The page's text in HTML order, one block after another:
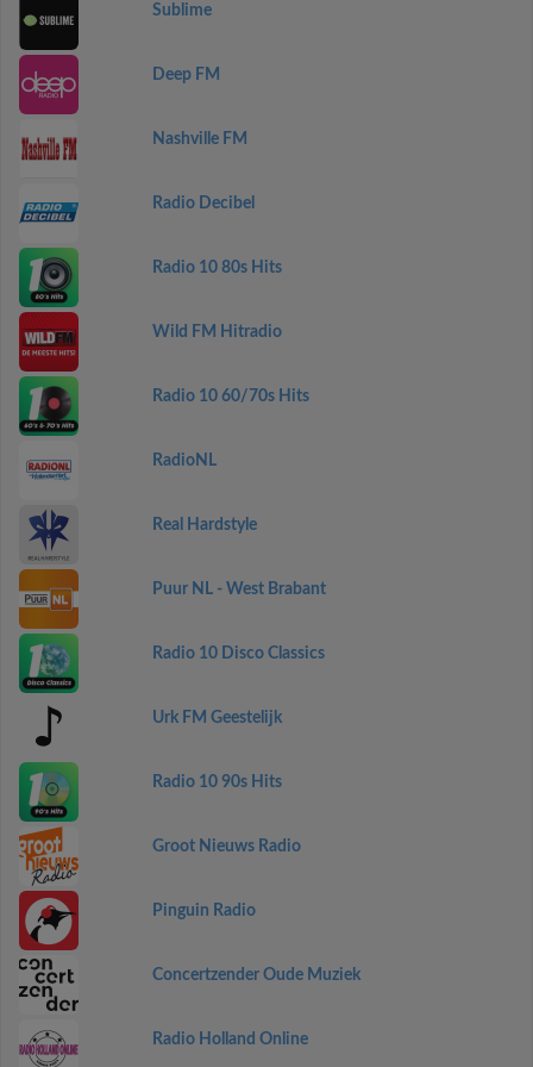
Sublime
Deep FM
Nashville FM
Radio Decibel
Radio 10 80s Hits
Wild FM Hitradio
Radio 10 60/70s Hits
RadioNL
Real Hardstyle
Puur NL - West Brabant
Radio 10 Disco Classics
Urk FM Geestelijk
Radio 10 90s Hits
Groot Nieuws Radio
Pinguin Radio
Concertzender Oude Muziek
Radio Holland Online